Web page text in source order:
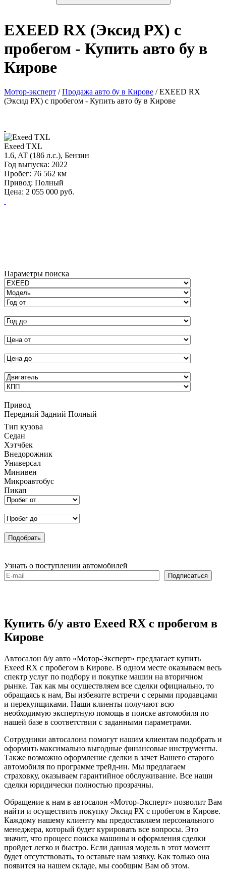
EXEED RX (Эксид РХ) с
пробегом - Купить авто бу в
Кирове
Мотор-эксперт / Продажа авто бу в Кирове /EXEED RX
(Эксид РХ) с пробегом - Купить авто бу в Кирове
Exeed TXL
1.6, AT (186 л.с.), Бензин
Год выпуска: 2022
Пробег: 76 562 км
Привод: Полный
Цена: 2 055 000 руб.
Параметры поиска
Привод
Передний Задний Полный
Тип кузова
Седан
Хэтчбек
Внедорожник
Универсал
Минивен
Микроавтобус
Пикап
Узнать о поступлении автомобилей
Купить б/у авто Exeed RX с пробегом в
Кирове
Автосалон б/у авто «Мотор-Эксперт» предлагает купить
Exeed RX с пробегом в Кирове. В одном месте оказываем весь
спектр услуг по подбору и покупке машин на вторичном
рынке. Так как мы осуществляем все сделки официально, то
обращаясь к нам, Вы избежите встречи с серыми продавцами
и перекупщиками. Наши клиенты получают всю
необходимую экспертную помощь в поиске автомобиля по
нашей базе в соответствии с заданными параметрами.
Сотрудники автосалона помогут нашим клиентам подобрать и
оформить максимально выгодные финансовые инструменты.
Также возможно оформление сделки в зачет Вашего старого
автомобиля по программе трейд-ин. Мы предлагаем
страховку, оказываем гарантийное обслуживание. Все наши
сделки юридически полностью прозрачны.
Обращение к нам в автосалон «Мотор-Эксперт» позволит Вам
найти и осуществить покупку Эксид РХ с пробегом в Кирове.
Каждому нашему клиенту мы предоставляем персонального
менеджера, который будет курировать все вопросы. Это
значит, что процесс поиска машины и оформления сделки
пройдет легко и быстро. Если данная модель в этот момент
будет отсутствовать, то оставьте нам заявку. Как только она
появится на нашем складе, мы сообщим Вам об этом.